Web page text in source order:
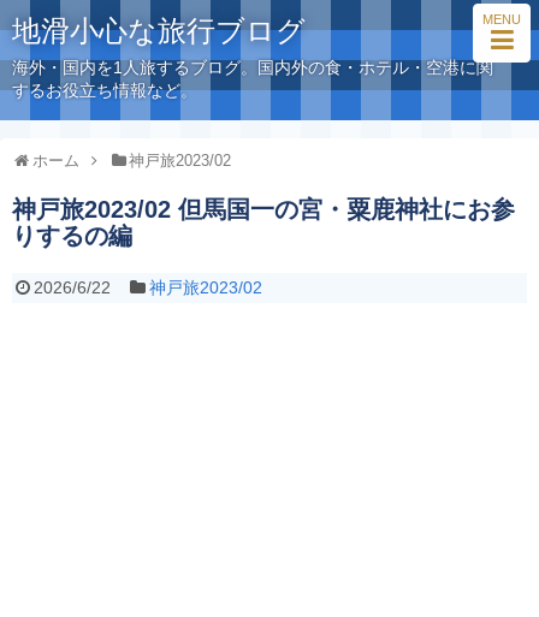
MENU
地滑小心な旅行ブログ
海外・国内を1人旅するブログ。国内外の食・ホテル・空港に関
するお役立ち情報など。
ホーム 神戸旅2023/02
神戸旅2023/02 但馬国一の宮・粟鹿神社にお参
りするの編
2026/6/22 神戸旅2023/02